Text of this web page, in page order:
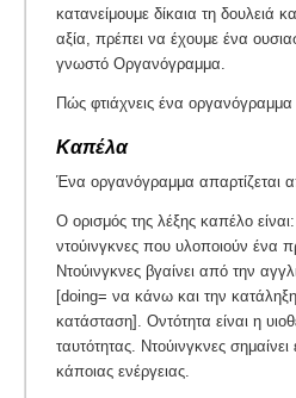
κατανείμουμε δίκαια τη δουλειά
αξία, πρέπει να έχουμε ένα
γνωστό Οργανόγραμμα.
Πώς φτιάχνεις ένα οργανόγραμμα
Καπέλα
Ένα οργανόγραμμα απαρτίζεται
Ο ορισμός της λέξης καπέλο
ντούινγκνες που υλοποιούν ένα
Ντούινγκνες βγαίνει από την
[doing= να κάνω και την
κατάσταση]. Οντότητα είναι η
ταυτότητας. Ντούινγκνες σημαίνει
κάποιας ενέργειας.